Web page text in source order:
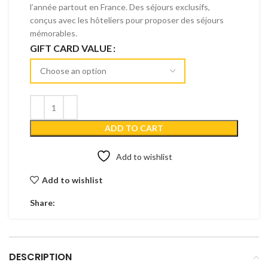
l’année partout en France. Des séjours exclusifs,
conçus avec les hôteliers pour proposer des séjours
mémorables.
GIFT CARD VALUE
ADD TO CART
Add to wishlist
Add to wishlist
Share:
DESCRIPTION